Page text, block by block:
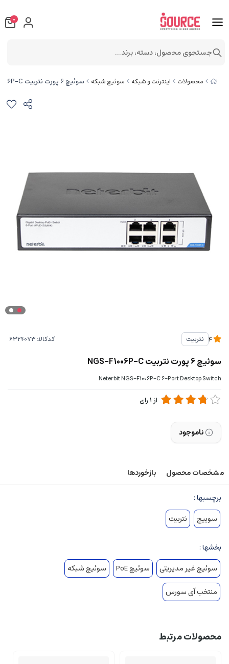
محصولات اینترنت و شبکه سوئیچ شبکه سوئیچ 6 پورت نتربیت NGS-F1006P-C
نتربیت کدکالا:
سوئیچ 6 پورت نتربیت NGS-F1006P-C
Neterbit NGS-F1006P-C 6-Port Desktop Switch
از 1رای
ناموجود
مشخصات محصول بازخوردها
برچسبها :
سوییچ
نتربیت
بخشها :
سوئیچ غیر مدیریتی
سوئیچ PoE
سوئیچ شبکه
منتخب آی سورس
محصولات مرتبط
0
جستجوی محصول، دسته، برند...